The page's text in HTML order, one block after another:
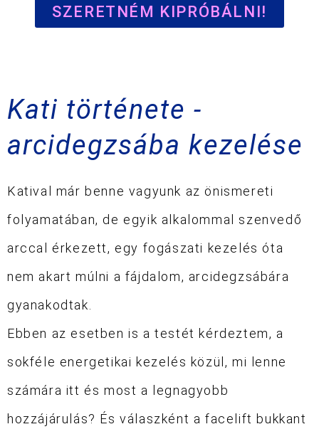
SZERETNÉM KIPRÓBÁLNI!
Kati története -
arcidegzsába kezelése
Katival már benne vagyunk az önismereti
folyamatában, de egyik alkalommal szenvedő
arccal érkezett, egy fogászati kezelés óta
nem akart múlni a fájdalom, arcidegzsábára
gyanakodtak.
Ebben az esetben is a testét kérdeztem, a
sokféle energetikai kezelés közül, mi lenne
számára itt és most a legnagyobb
hozzájárulás? És válaszként a facelift bukkant